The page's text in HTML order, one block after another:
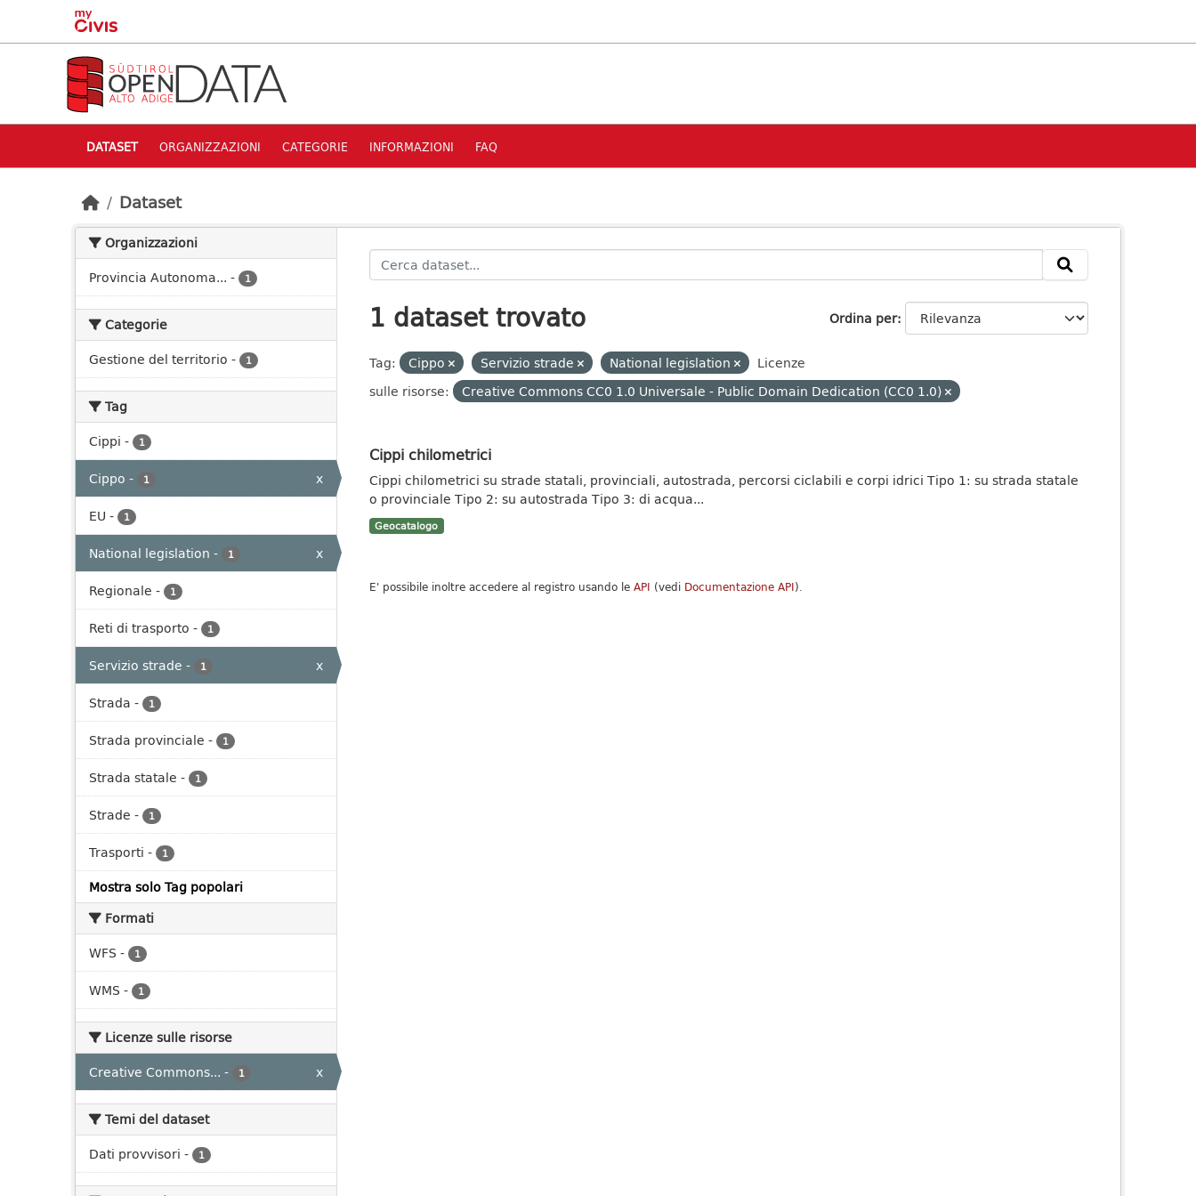
Skip to main content
DATASET ORGANIZZAZIONI CATEGORIE INFORMAZIONI FAQ
Dataset
Organizzazioni
Provincia Autonoma... - 1
Categorie
Gestione del territorio - 1
Tag
Cippi - 1
Cippo - 1
x
EU - 1
National legislation - 1
x
Regionale - 1
Reti di trasporto - 1
Servizio strade - 1
x
Strada - 1
Strada provinciale - 1
Strada statale - 1
Strade - 1
Trasporti - 1
Mostra solo Tag popolari
Formati
WFS - 1
WMS - 1
Licenze sulle risorse
Creative Commons... - 1 x
Temi del dataset
Dati provvisori - 1
Ordina per
1 dataset trovato
Tag: Cippo Servizio strade National legislation
Licenze
sulle risorse:
Creative Commons CC0 1.0 Universale - Public Domain Dedication (CC0 1.0)
Cippi chilometrici
Cippi chilometrici su strade statali, provinciali, autostrada, percorsi ciclabili e corpi idrici Tipo 1: su strada statale
o provinciale Tipo 2: su autostrada Tipo 3: di acqua...
Geocatalogo
E' possibile inoltre accedere al registro usando le API (vedi Documentazione API).